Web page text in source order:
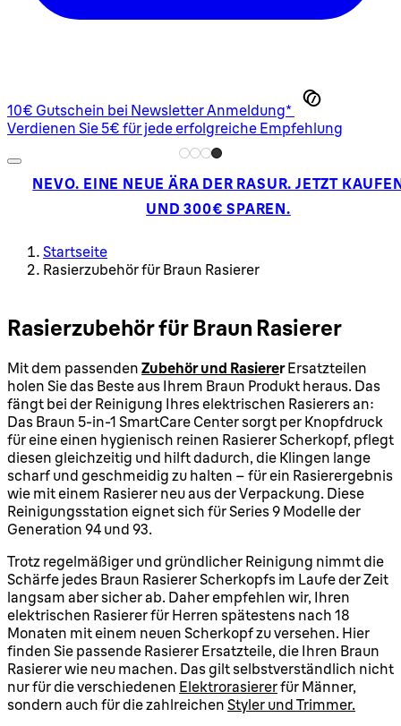
10€ Gutschein bei Newsletter Anmeldung*
Verdienen Sie 5€ für jede erfolgreiche Empfehlung
NEVO. EINE NEUE ÄRA DER RASUR. JETZT
UND 300€ SPAREN.
Startseite
Rasierzubehör für Braun Rasierer
Rasierzubehör für Braun Rasierer
Mit dem passenden Zubehör und RasiererErsatzteilen
holen Sie das Beste aus Ihrem Braun Produkt heraus. Das
fängt bei der Reinigung Ihres elektrischen Rasierers an:
Das Braun 5-in-1 SmartCare Center sorgt per Knopfdruck
für eine einen hygienisch reinen Rasierer Scherkopf, pflegt
diesen gleichzeitig und hilft dadurch, die Klingen lange
scharf und geschmeidig zu halten – für ein Rasierergebnis
wie mit einem Rasierer neu aus der Verpackung. Diese
Reinigungsstation eignet sich für Series 9 Modelle der
Generation 94 und 93.
Trotz regelmäßiger und gründlicher Reinigung nimmt die
Schärfe jedes Braun Rasierer Scherkopfs im Laufe der Zeit
langsam aber sicher ab. Daher empfehlen wir, Ihren
elektrischen Rasierer für Herren spätestens nach 18
Monaten mit einem neuen Scherkopf zu versehen. Hier
finden Sie passende Rasierer Ersatzteile, die Ihren Braun
Rasierer wie neu machen. Das gilt selbstverständlich nicht
nur für die verschiedenen Elektrorasiererfür Männer,
sondern auch für die zahlreichen Styler und Trimmer.